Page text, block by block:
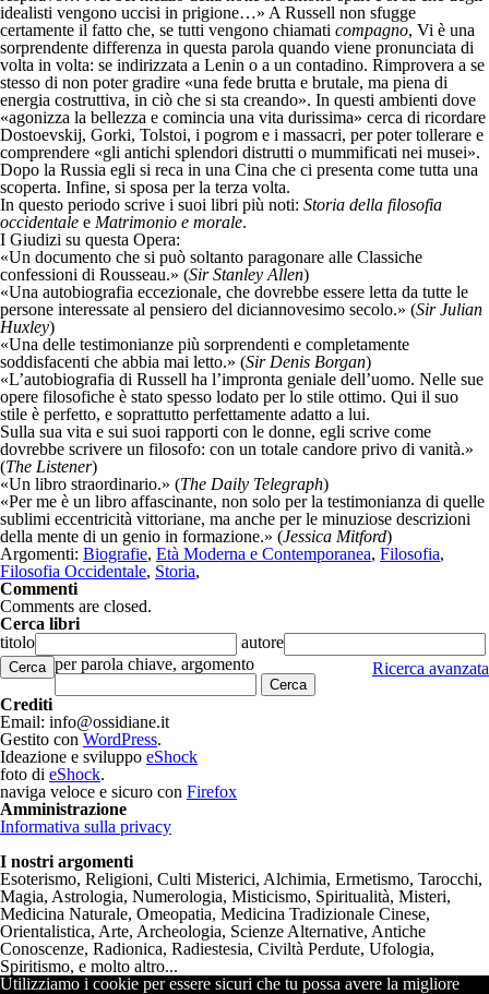
idealisti vengono uccisi in prigione…» A Russell non sfugge
certamente il fatto che, se tutti vengono chiamati compagno, Vi è una
sorprendente differenza in questa parola quando viene pronunciata di
volta in volta: se indirizzata a Lenin o a un contadino. Rimprovera a se
stesso di non poter gradire «una fede brutta e brutale, ma piena di
energia costruttiva, in ciò che si sta creando». In questi ambienti dove
«agonizza la bellezza e comincia una vita durissima» cerca di ricordare
Dostoevskij, Gorki, Tolstoi, i pogrom e i massacri, per poter tollerare e
comprendere «gli antichi splendori distrutti o mummificati nei musei».
Dopo la Russia egli si reca in una Cina che ci presenta come tutta una
scoperta. Infine, si sposa per la terza volta.
In questo periodo scrive i suoi libri più noti: Storia della filosofia
occidentale e Matrimonio e morale.
I Giudizi su questa Opera:
«Un documento che si può soltanto paragonare alle Classiche
confessioni di Rousseau.» (Sir Stanley Allen)
«Una autobiografia eccezionale, che dovrebbe essere letta da tutte le
persone interessate al pensiero del diciannovesimo secolo.» (Sir Julian
Huxley)
«Una delle testimonianze più sorprendenti e completamente
soddisfacenti che abbia mai letto.» (Sir Denis Borgan)
«L’autobiografia di Russell ha l’impronta geniale dell’uomo. Nelle sue
opere filosofiche è stato spesso lodato per lo stile ottimo. Qui il suo
stile è perfetto, e soprattutto perfettamente adatto a lui.
Sulla sua vita e sui suoi rapporti con le donne, egli scrive come
dovrebbe scrivere un filosofo: con un totale candore privo di vanità.»
(The Listener)
«Un libro straordinario.» (The Daily Telegraph)
«Per me è un libro affascinante, non solo per la testimonianza di quelle
sublimi eccentricità vittoriane, ma anche per le minuziose descrizioni
della mente di un genio in formazione.» (Jessica Mitford)
Argomenti: Biografie, Età Moderna e Contemporanea, Filosofia,
Filosofia Occidentale, Storia,
Commenti
Comments are closed.
Cerca libri
titolo
autore
Cerca Ricerca avanzata
per parola chiave, argomento
Crediti
Email: info@ossidiane.it
Gestito con WordPress.
Ideazione e sviluppo eShock
foto di eShock.
naviga veloce e sicuro con Firefox
Amministrazione
Informativa sulla privacy
I nostri argomenti
Esoterismo, Religioni, Culti Misterici, Alchimia, Ermetismo, Tarocchi,
Magia, Astrologia, Numerologia, Misticismo, Spiritualità, Misteri,
Medicina Naturale, Omeopatia, Medicina Tradizionale Cinese,
Orientalistica, Arte, Archeologia, Scienze Alternative, Antiche
Conoscenze, Radionica, Radiestesia, Civiltà Perdute, Ufologia,
Spiritismo, e molto altro...
Utilizziamo i cookie per essere sicuri che tu possa avere la migliore